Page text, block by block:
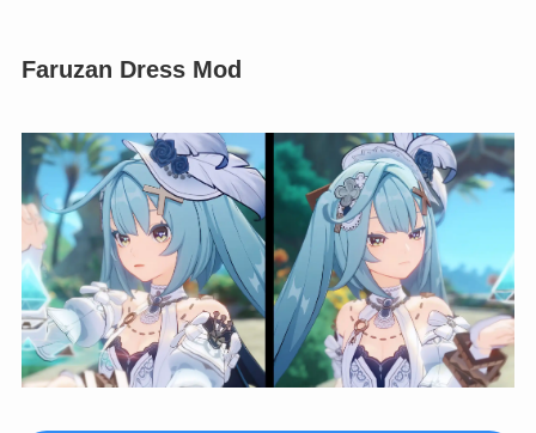
GameBanana
Faruzan – Academi